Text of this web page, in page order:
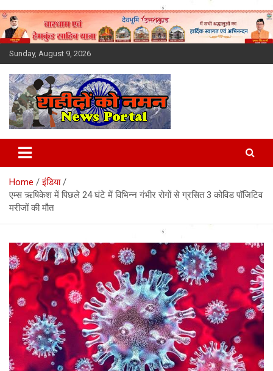
Skip
to
content
Sunday, August 9, 2026
Latest News Today, Breaking
News, Uttarakhand News in
Hindi
Home
इंडिया
एम्स ऋषिकेश में पिछले 24 घंटे में विभिन्न गंभीर रोगों से ग्रसित 3 कोविड पॉजिटिव
मरीजों की मौत